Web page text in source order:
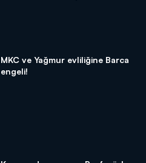
MKC ve Yağmur evliliğine Barca
engeli!